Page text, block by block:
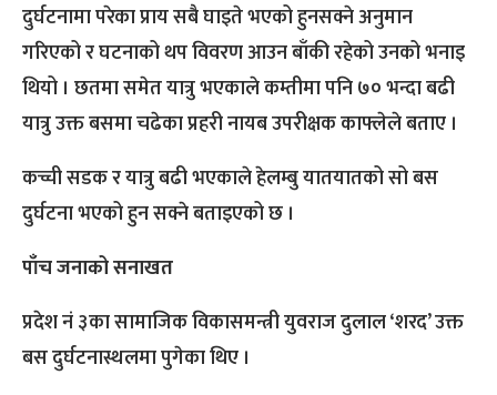
दुर्घटनामा परेका प्राय सबै घाइते भएको हुनसक्ने अनुमान
गरिएको र घटनाको थप विवरण आउन बाँकी रहेको उनको भनाइ
थियो । छतमा समेत यात्रु भएकाले कम्तीमा पनि ७० भन्दा बढी
यात्रु उक्त बसमा चढेका प्रहरी नायब उपरीक्षक काफ्लेले बताए ।
कच्ची सडक र यात्रु बढी भएकाले हेलम्बु यातयातको सो बस
दुर्घटना भएको हुन सक्ने बताइएको छ ।
पाँच जनाको सनाखत
प्रदेश नं ३का सामाजिक विकासमन्त्री युवराज दुलाल ‘शरद’ उक्त
बस दुर्घटनास्थलमा पुगेका थिए ।